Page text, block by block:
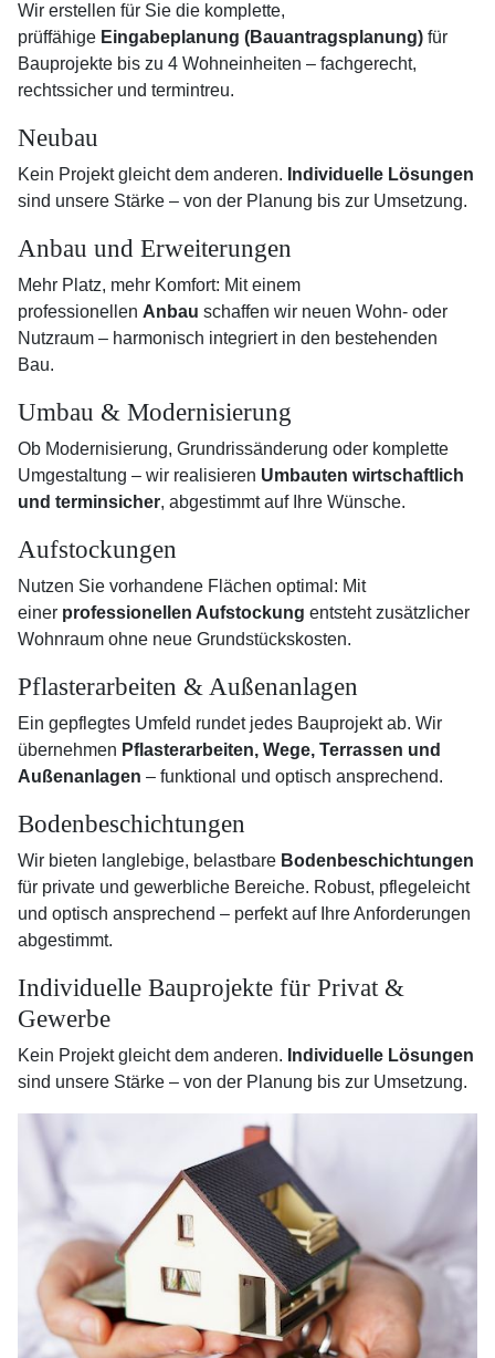
Wir erstellen für Sie die komplette,
prüffähige Eingabeplanung (Bauantragsplanung) für
Bauprojekte bis zu 4 Wohneinheiten – fachgerecht,
rechtssicher und termintreu.
Neubau
Kein Projekt gleicht dem anderen. Individuelle Lösungen
sind unsere Stärke – von der Planung bis zur Umsetzung.
Anbau und Erweiterungen
Mehr Platz, mehr Komfort: Mit einem
professionellen Anbau schaffen wir neuen Wohn- oder
Nutzraum – harmonisch integriert in den bestehenden
Bau.
Umbau & Modernisierung
Ob Modernisierung, Grundrissänderung oder komplette
Umgestaltung – wir realisieren Umbauten wirtschaftlich
und terminsicher, abgestimmt auf Ihre Wünsche.
Aufstockungen
Nutzen Sie vorhandene Flächen optimal: Mit
einer professionellen Aufstockung entsteht zusätzlicher
Wohnraum ohne neue Grundstückskosten.
Pflasterarbeiten & Außenanlagen
Ein gepflegtes Umfeld rundet jedes Bauprojekt ab. Wir
übernehmen Pflasterarbeiten, Wege, Terrassen und
Außenanlagen – funktional und optisch ansprechend.
Bodenbeschichtungen
Wir bieten langlebige, belastbare Bodenbeschichtungen
für private und gewerbliche Bereiche. Robust, pflegeleicht
und optisch ansprechend – perfekt auf Ihre Anforderungen
abgestimmt.
Individuelle Bauprojekte für Privat &
Gewerbe
Kein Projekt gleicht dem anderen. Individuelle Lösungen
sind unsere Stärke – von der Planung bis zur Umsetzung.